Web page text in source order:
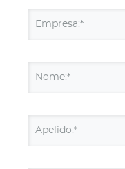
Empresa:*
Nome:*
Apelido:*